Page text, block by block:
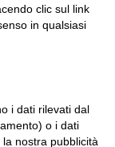
clic sul link
in qualsiasi
i dati rilevati dal
o i dati
nostra pubblicità